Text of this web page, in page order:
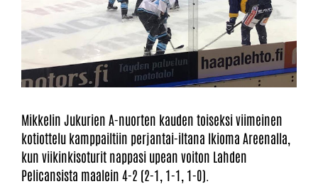
Mikkelin Jukurien A-nuorten kauden toiseksi viimeinen
kotiottelu kamppailtiin perjantai-iltana Ikioma Areenalla,
kun viikinkisoturit nappasi upean voiton Lahden
Pelicansista maalein 4-2 (2-1, 1-1, 1-0).